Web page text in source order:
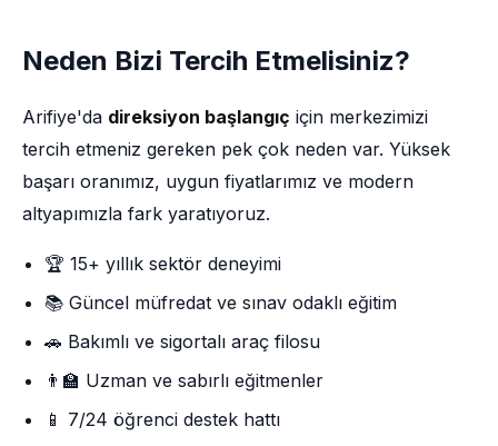
Neden Bizi Tercih Etmelisiniz?
Arifiye'da direksiyon başlangıç için merkezimizi
tercih etmeniz gereken pek çok neden var. Yüksek
başarı oranımız, uygun fiyatlarımız ve modern
altyapımızla fark yaratıyoruz.
🏆 15+ yıllık sektör deneyimi
📚 Güncel müfredat ve sınav odaklı eğitim
🚗 Bakımlı ve sigortalı araç filosu
👨‍🏫 Uzman ve sabırlı eğitmenler
📱 7/24 öğrenci destek hattı